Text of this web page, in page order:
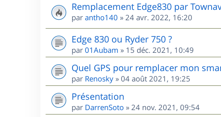
Remplacement Edge830 par
par antho140 » 24 avr. 2022, 16:20
Edge 830 ou Ryder 750 ?
par 01Aubam » 15 déc. 2021, 10:49
Quel GPS pour remplacer mon
par Renosky » 04 août 2021, 19:25
Présentation
par DarrenSoto » 24 nov. 2021, 09:54